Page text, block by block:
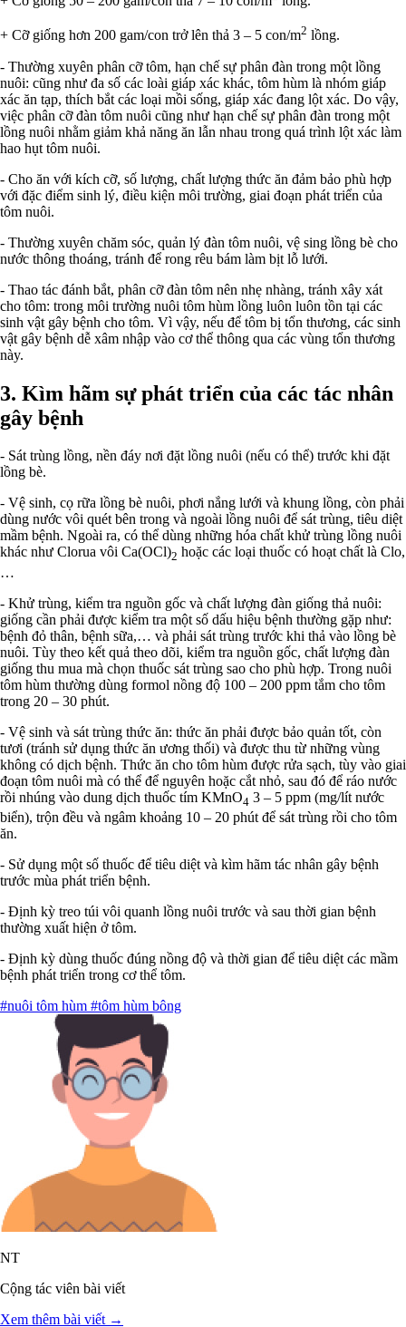
+ Cỡ giống hơn 200 gam/con trở lên thả 3 – 5 con/m2 lồng.
- Thường xuyên phân cỡ tôm, hạn chế sự phân đàn trong một lồng
nuôi: cũng như đa số các loài giáp xác khác, tôm hùm là nhóm giáp
xác ăn tạp, thích bắt các loại mồi sống, giáp xác đang lột xác. Do vậy,
việc phân cỡ đàn tôm nuôi cũng như hạn chế sự phân đàn trong một
lồng nuôi nhằm giảm khả năng ăn lẫn nhau trong quá trình lột xác làm
hao hụt tôm nuôi.
- Cho ăn với kích cỡ, số lượng, chất lượng thức ăn đảm bảo phù hợp
với đặc điểm sinh lý, điều kiện môi trường, giai đoạn phát triển của
tôm nuôi.
- Thường xuyên chăm sóc, quản lý đàn tôm nuôi, vệ sing lồng bè cho
nước thông thoáng, tránh để rong rêu bám làm bịt lỗ lưới.
- Thao tác đánh bắt, phân cỡ đàn tôm nên nhẹ nhàng, tránh xây xát
cho tôm: trong môi trường nuôi tôm hùm lồng luôn luôn tồn tại các
sinh vật gây bệnh cho tôm. Vì vậy, nếu để tôm bị tổn thương, các sinh
vật gây bệnh dễ xâm nhập vào cơ thể thông qua các vùng tổn thương
này.
3. Kìm hãm sự phát triển của các tác nhân
gây bệnh
- Sát trùng lồng, nền đáy nơi đặt lồng nuôi (nếu có thể) trước khi đặt
lồng bè.
- Vệ sinh, cọ rữa lồng bè nuôi, phơi nắng lưới và khung lồng, còn phải
dùng nước vôi quét bên trong và ngoài lồng nuôi để sát trùng, tiêu diệt
mầm bệnh. Ngoài ra, có thể dùng những hóa chất khử trùng lồng nuôi
khác như Clorua vôi Ca(OCl)2 hoặc các loại thuốc có hoạt chất là Clo,
…
- Khử trùng, kiểm tra nguồn gốc và chất lượng đàn giống thả nuôi:
giống cần phải được kiểm tra một số dấu hiệu bệnh thường gặp như:
bệnh đỏ thân, bệnh sữa,… và phải sát trùng trước khi thả vào lồng bè
nuôi. Tùy theo kết quả theo dõi, kiểm tra nguồn gốc, chất lượng đàn
giống thu mua mà chọn thuốc sát trùng sao cho phù hợp. Trong nuôi
tôm hùm thường dùng formol nồng độ 100 – 200 ppm tắm cho tôm
trong 20 – 30 phút.
- Vệ sinh và sát trùng thức ăn: thức ăn phải được bảo quản tốt, còn
tươi (tránh sử dụng thức ăn ương thối) và được thu từ những vùng
không có dịch bệnh. Thức ăn cho tôm hùm được rửa sạch, tùy vào giai
đoạn tôm nuôi mà có thể để nguyên hoặc cắt nhỏ, sau đó để ráo nước
rồi nhúng vào dung dịch thuốc tím KMnO4 3 – 5 ppm (mg/lít nước
biển), trộn đều và ngâm khoảng 10 – 20 phút để sát trùng rồi cho tôm
ăn.
- Sử dụng một số thuốc để tiêu diệt và kìm hãm tác nhân gây bệnh
trước mùa phát triển bệnh.
- Định kỳ treo túi vôi quanh lồng nuôi trước và sau thời gian bệnh
thường xuất hiện ở tôm.
- Định kỳ dùng thuốc đúng nồng độ và thời gian để tiêu diệt các mầm
bệnh phát triển trong cơ thể tôm.
#nuôi tôm hùm #tôm hùm bông
NT
Cộng tác viên bài viết
Xem thêm bài viết →